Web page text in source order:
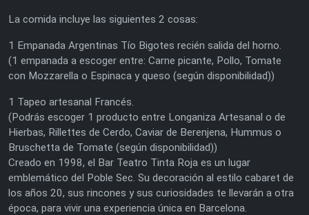
La comida incluye las siguientes 2 cosas:
1 Empanada Argentinas Tío Bigotes recién salida del horno.
(1 empanada a escoger entre: Carne picante, Pollo, Tomate
con Mozzarella o Espinaca y queso (según disponibilidad))
1 Tapeo artesanal Francés.
(Podrás escoger 1 producto entre Longaniza Artesanal o de
Hierbas, Rillettes de Cerdo, Caviar de Berenjena, Hummus o
Bruschetta de Tomate (según disponibilidad))
Creado en 1998, el Bar Teatro Tinta Roja es un lugar
emblemático del Poble Sec. Su decoración al estilo cabaret de
los años 20, sus rincones y sus curiosidades te llevarán a otra
época, para vivir una experiencia única en Barcelona.